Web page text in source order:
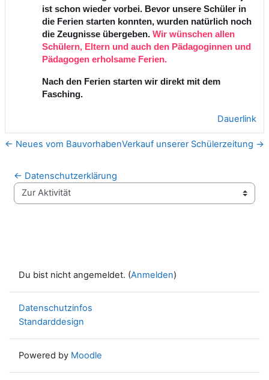
ist schon wieder vorbei. Bevor unsere Schüler in
die Ferien starten konnten, wurden natürlich noch
die Zeugnisse übergeben. Wir wünschen allen
Schülern, Eltern und auch den Pädagoginnen und
Pädagogen erholsame Ferien.
Nach den Ferien starten wir direkt mit dem
Fasching.
Dauerlink
← Neues vom BauvorhabenVerkauf unserer Schülerzeitung →
← Datenschutzerklärung
Zur Aktivität
Du bist nicht angemeldet. (Anmelden)
Datenschutzinfos
Standarddesign
Powered by Moodle